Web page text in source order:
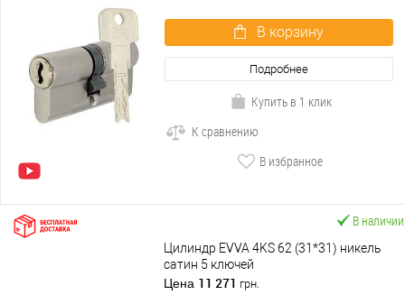
В корзину
Подробнее
Купить в 1 клик
К сравнению
В избранное
В наличии
Цилиндр EVVA 4KS 62 (31*31) никель
сатин 5 ключей
Цена 11 271 грн.